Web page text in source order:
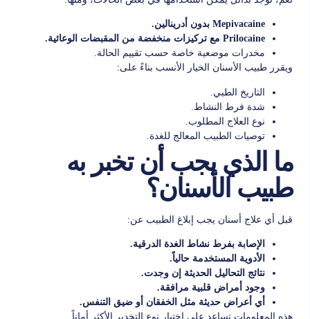
Mepivacaine بدون أدرينالين.
Prilocaine مع تركيزات منخفضة من المقبضات الوعائية.
مخدرات موضعية خاصة حسب تقييم الحالة.
ويقرر طبيب الأسنان الخيار الأنسب بناءً على:
التاريخ الطبي.
شدة فرط النشاط.
نوع العلاج المطلوب.
توصيات الطبيب المعالج للغدة.
ما الذي يجب أن تخبر به
طبيب الأسنان؟
قبل أي علاج أسنان يجب إبلاغ الطبيب عن:
الإصابة بفرط نشاط الغدة الدرقية.
الأدوية المستخدمة حالياً.
نتائج التحاليل الحديثة إن وجدت.
وجود أمراض قلبية مرافقة.
أي أعراض حديثة مثل الخفقان أو ضيق التنفس.
هذه المعلومات تساعد على اختيار نوع التخدير الأكثر أماناً.